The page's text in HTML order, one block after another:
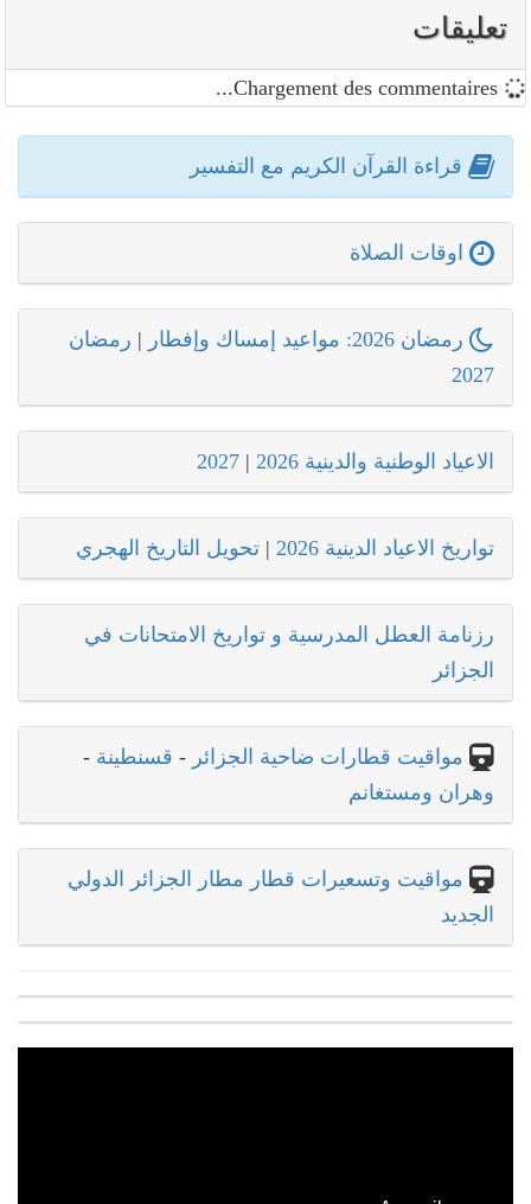
تعليقات
Chargement des commentaires...
قراءة القرآن الكريم مع التفسير
اوقات الصلاة
رمضان 2026: مواعيد إمساك وإفطار | رمضان
2027
الاعياد الوطنية والدينية 2026 |
2027
تواريخ الاعياد الدينية 2026 | تحويل التاريخ الهجري
رزنامة العطل المدرسية و تواريخ الامتحانات في
الجزائر
مواقيت قطارات ضاحية الجزائر- قسنطينة-
وهران ومستغانم
مواقيت وتسعيرات قطار مطار الجزائر الدولي
الجديد